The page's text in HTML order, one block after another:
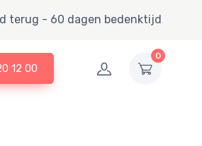
terug - 60 dagen bedenktijd
0
12 00